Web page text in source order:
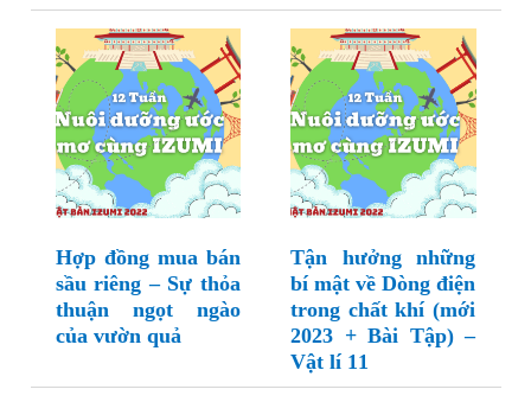
Hợp đồng mua bán
sầu riêng – Sự thỏa
thuận ngọt ngào
của vườn quả
Tận hưởng những
bí mật về Dòng điện
trong chất khí (mới
2023 + Bài Tập) –
Vật lí 11